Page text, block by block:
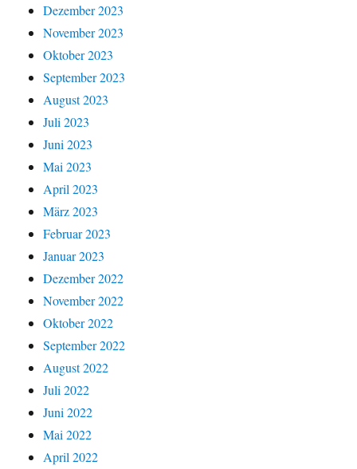
Dezember 2023
November 2023
Oktober 2023
September 2023
August 2023
Juli 2023
Juni 2023
Mai 2023
April 2023
März 2023
Februar 2023
Januar 2023
Dezember 2022
November 2022
Oktober 2022
September 2022
August 2022
Juli 2022
Juni 2022
Mai 2022
April 2022